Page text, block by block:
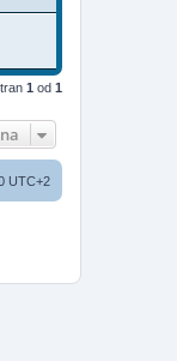
1 od 1
UTC+2